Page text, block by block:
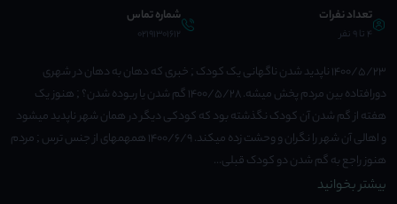
تعداد نفرات
4 تا 9 نفر
شماره تماس
02191301612
1400/5/23 ناپدید شدن ناگهانی یک کودک ; خبری که دهان به دهان در شهری
دورافتاده بین مردم پخش میشه. 1400/5/28 گم شدن یا ربوده شدن؟ ; هنوز یک
هفته از گم شدن آن کودک نگذشته بود که کودکی دیگر در همان شهر ناپدید میشود
و اهالی آن شهر را نگران و وحشت زده میکند. 1400/6/9 همهمهای از جنس ترس ; مردم
هنوز راجع به گم شدن دو کودک قبلی...
بیشتر بخوانید